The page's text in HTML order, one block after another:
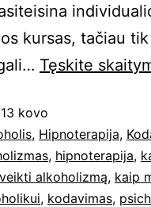
kursas, tačiau
Tęskite
kovo
, Hipnoterapija,
, hipnoterapija,
alkoholizmą, kaip
, kodavimas,